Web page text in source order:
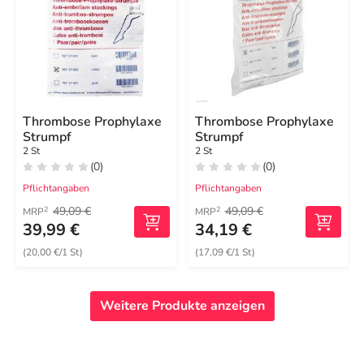
Thrombose Prophylaxe
Strumpf
2 St
(0)
Pflichtangaben
MRP2 49,09 €
39,99 €
(20,00 €/1 St)
Thrombose Prophylaxe
Strumpf
2 St
(0)
Pflichtangaben
MRP2 49,09 €
34,19 €
(17,09 €/1 St)
Weitere Produkte anzeigen